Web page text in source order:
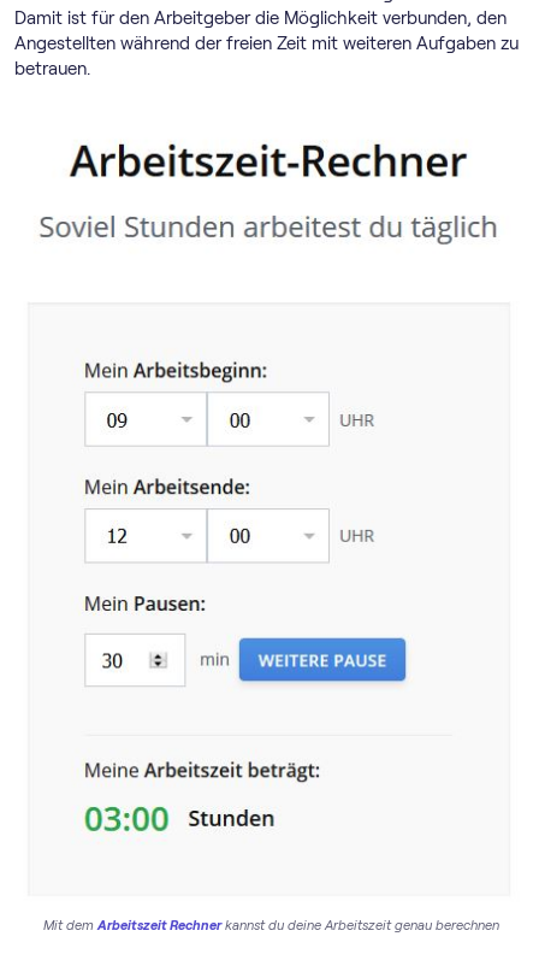
Damit ist für den Arbeitgeber die Möglichkeit verbunden, den
Angestellten während der freien Zeit mit weiteren Aufgaben zu
betrauen.
Mit dem Arbeitszeit Rechnerkannst du deine Arbeitszeit genau berechnen